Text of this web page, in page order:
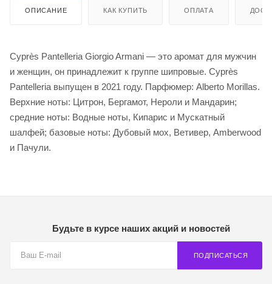
ОПИСАНИЕ КАК КУПИТЬ ОПЛАТА
Cyprès Pantelleria Giorgio Armani — это аромат для мужчин
и женщин, он принадлежит к группе шипровые. Cyprès
Pantelleria выпущен в 2021 году. Парфюмер: Alberto Morillas.
Верхние ноты: Цитрон, Бергамот, Нероли и Мандарин;
средние ноты: Водные ноты, Кипарис и Мускатный
шалфей; базовые ноты: Дубовый мох, Ветивер, Amberwood
и Пачули.
Будьте в курсе наших акций и новостей
ПОДПИСАТЬСЯ